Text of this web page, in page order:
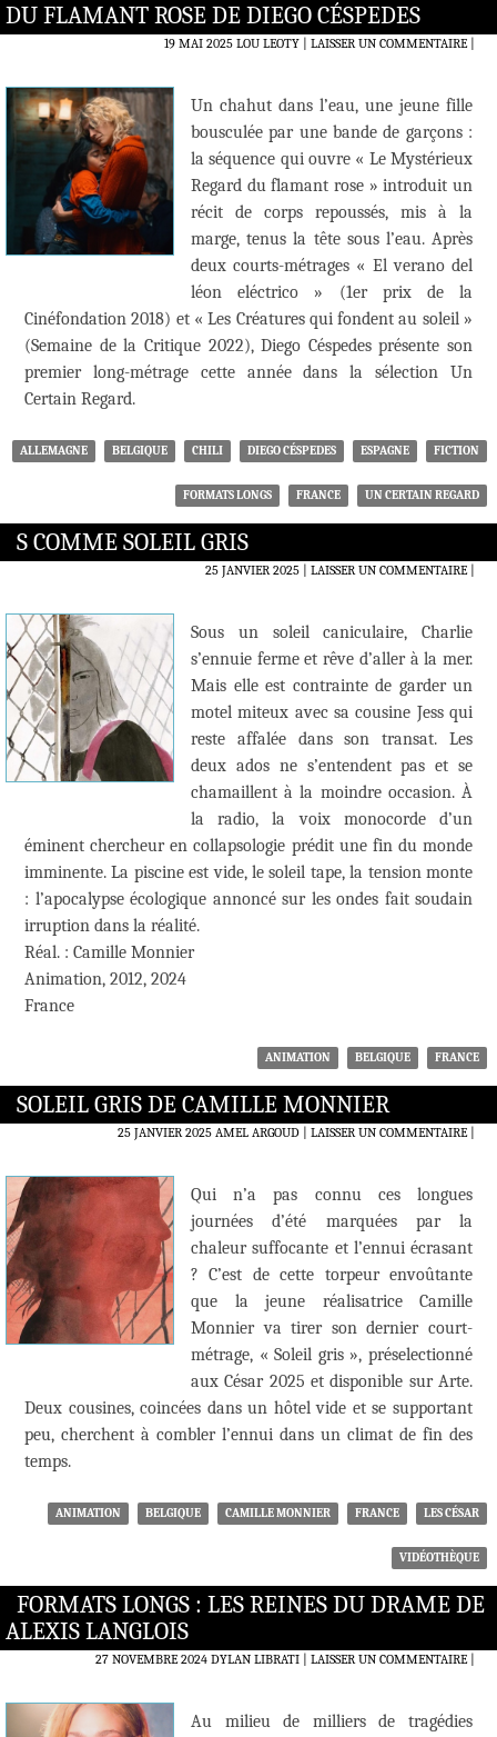
DU FLAMANT ROSE DE DIEGO CÉSPEDES
19 MAI 2025 LOU LEOTY LAISSER UN COMMENTAIRE|
Un chahut dans l’eau, une jeune fille
bousculée par une bande de garçons :
la séquence qui ouvre « Le Mystérieux
Regard du flamant rose » introduit un
récit de corps repoussés, mis à la
marge, tenus la tête sous l’eau. Après
deux courts-métrages « El verano del
léon eléctrico » (1er prix de la
Cinéfondation 2018) et « Les Créatures qui fondent au soleil »
(Semaine de la Critique 2022), Diego Céspedes présente son
premier long-métrage cette année dans la sélection Un
Certain Regard.
ALLEMAGNE BELGIQUE CHILI DIEGO CÉSPEDES ESPAGNE FICTION
FORMATS LONGS FRANCE UN CERTAIN REGARD
S COMME SOLEIL GRIS
25 JANVIER 2025 LAISSER UN COMMENTAIRE|
Sous un soleil caniculaire, Charlie
s’ennuie ferme et rêve d’aller à la mer.
Mais elle est contrainte de garder un
motel miteux avec sa cousine Jess qui
reste affalée dans son transat. Les
deux ados ne s’entendent pas et se
chamaillent à la moindre occasion. À
la radio, la voix monocorde d’un
éminent chercheur en collapsologie prédit une fin du monde
imminente. La piscine est vide, le soleil tape, la tension monte
: l’apocalypse écologique annoncé sur les ondes fait soudain
irruption dans la réalité.
Réal. : Camille Monnier
Animation, 2012, 2024
France
ANIMATION BELGIQUE FRANCE
SOLEIL GRIS DE CAMILLE MONNIER
25 JANVIER 2025 AMEL ARGOUD LAISSER UN COMMENTAIRE|
Qui n’a pas connu ces longues
journées d’été marquées par la
chaleur suffocante et l’ennui écrasant
? C’est de cette torpeur envoûtante
que la jeune réalisatrice Camille
Monnier va tirer son dernier court-
métrage, « Soleil gris », préselectionné
aux César 2025 et disponible sur Arte.
Deux cousines, coincées dans un hôtel vide et se supportant
peu, cherchent à combler l’ennui dans un climat de fin des
temps.
ANIMATION BELGIQUE CAMILLE MONNIER FRANCE LES CÉSAR
VIDÉOTHÈQUE
FORMATS LONGS : LES REINES DU DRAME DE
ALEXIS LANGLOIS
27 NOVEMBRE 2024 DYLAN LIBRATI LAISSER UN COMMENTAIRE|
Au milieu de milliers de tragédies